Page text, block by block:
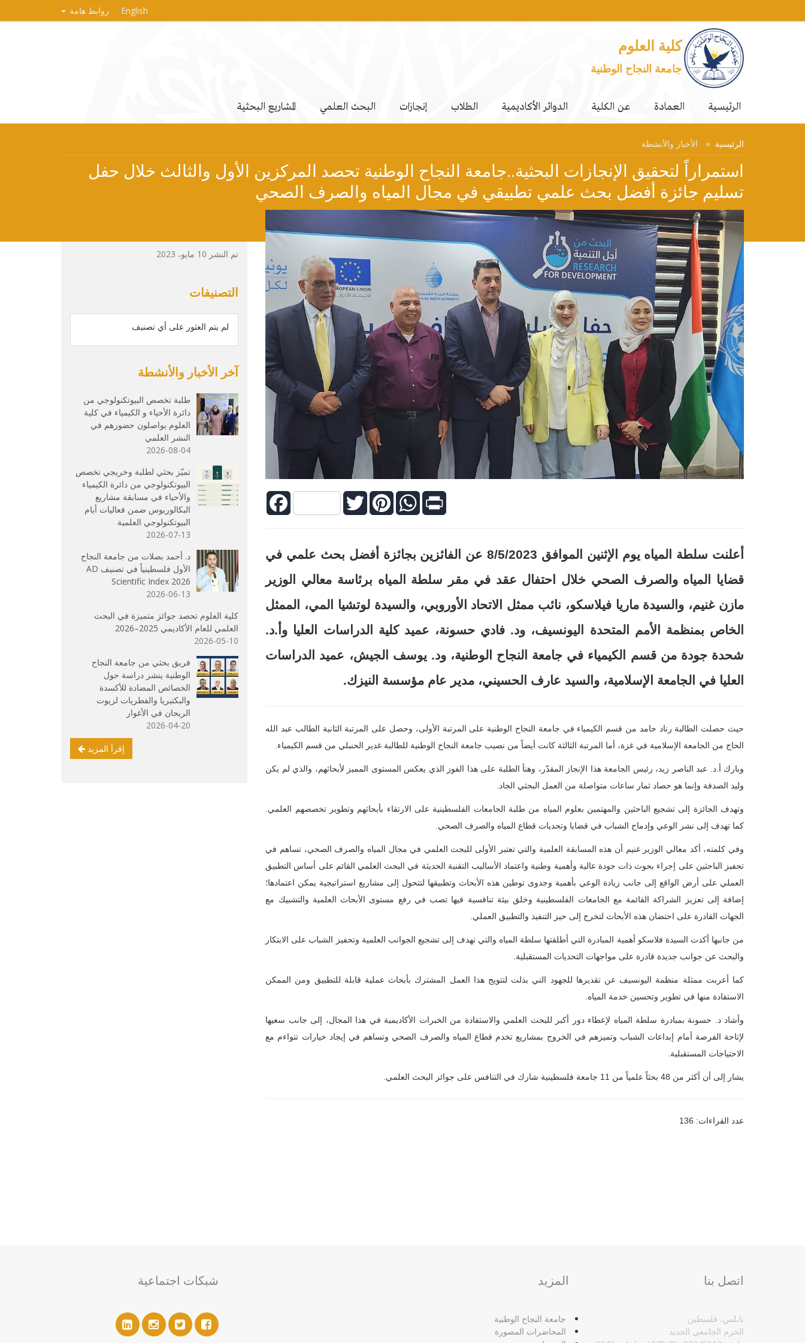
English روابط هامة
كلية العلوم
جامعة النجاح الوطنية
الرئيسية العمادة عن الكلية الدوائر الأكاديمية الطلاب إنجازات البحث العلمي المشاريع البحثية
الرئيسية الأخبار والأنشطة
استمراراً لتحقيق الإنجازات البحثية..جامعة النجاح الوطنية تحصد المركزين الأول والثالث خلال حفل
تسليم جائزة أفضل بحث علمي تطبيقي في مجال المياه والصرف الصحي
Facebook TwitterPinterestWhatsApp Print
أعلنت سلطة المياه يوم الإثنين الموافق 8/5/2023 عن الفائزين بجائزة أفضل بحث علمي في
قضايا المياه والصرف الصحي خلال احتفال عقد في مقر سلطة المياه برئاسة معالي الوزير
مازن غنيم، والسيدة ماريا فيلاسكو، نائب ممثل الاتحاد الأوروبي، والسيدة لوتشيا المي، الممثل
الخاص بمنظمة الأمم المتحدة اليونسيف، ود. فادي حسونة، عميد كلية الدراسات العليا وأ.د.
شحدة جودة من قسم الكيمياء في جامعة النجاح الوطنية، ود. يوسف الجيش، عميد الدراسات
العليا في الجامعة الإسلامية، والسيد عارف الحسيني، مدير عام مؤسسة النيزك.
حيث حصلت الطالبة رناد حامد من قسم الكيمياء في جامعة النجاح الوطنية على المرتبة الأولى، وحصل على المرتبة الثانية الطالب عبد الله
الحاج من الجامعة الإسلامية في غزة، أما المرتبة الثالثة كانت أيضاً من نصيب جامعة النجاح الوطنية للطالبة غدير الحنبلي من قسم الكيمياء.
وبارك أ.د. عبد الناصر زيد، رئيس الجامعة هذا الإنجاز المقدّر، وهنأ الطلبة على هذا الفوز الذي يعكس المستوى المميز لأبحاثهم، والذي لم يكن
وليد الصدفة وإنما هو حصاد ثمار ساعات متواصلة من العمل البحثي الجاد.
وتهدف الجائزة إلى تشجيع الباحثين والمهتمين بعلوم المياه من طلبة الجامعات الفلسطينية على الارتقاء بأبحاثهم وتطوير تخصصهم العلمي.
كما تهدف إلى نشر الوعي وإدماج الشباب في قضايا وتحديات قطاع المياه والصرف الصحي.
وفي كلمته، أكد معالي الوزير غنيم أن هذه المسابقة العلمية والتي تعتبر الأولى للبحث العلمي في مجال المياه والصرف الصحي، تساهم في
تحفيز الباحثين على إجراء بحوث ذات جودة عالية وأهمية وطنية واعتماد الأساليب التقنية الحديثة في البحث العلمي القائم على أساس التطبيق
العملي على أرض الواقع إلى جانب زيادة الوعي بأهمية وجدوى توطين هذه الأبحاث وتطبيقها لتتحول إلى مشاريع استراتيجية يمكن اعتمادها؛
إضافة إلى تعزيز الشراكة القائمة مع الجامعات الفلسطينية وخلق بيئة تنافسية فيها تصب في رفع مستوى الأبحاث العلمية والتشبيك مع
الجهات القادرة على احتضان هذه الأبحاث لتخرج إلى حيز التنفيذ والتطبيق العملي.
من جانبها أكدت السيدة فلاسكو أهمية المبادرة التي أطلقتها سلطة المياه والتي تهدف إلى تشجيع الجوانب العلمية وتحفيز الشباب على الابتكار
والبحث عن جوانب جديدة قادرة على مواجهات التحديات المستقبلية.
كما أعربت ممثلة منظمة اليونسيف عن تقديرها للجهود التي بذلت لتتويج هذا العمل المشترك بأبحاث عملية قابلة للتطبيق ومن الممكن
الاستفادة منها في تطوير وتحسين خدمة المياه.
وأشاد د. حسونة بمبادرة سلطة المياه لإعطاء دور أكبر للبحث العلمي والاستفادة من الخبرات الأكاديمية في هذا المجال، إلى جانب سعيها
لإتاحة الفرصة أمام إبداعات الشباب وتميزهم في الخروج بمشاريع تخدم قطاع المياه والصرف الصحي وتساهم في إيجاد خيارات تتواءم مع
الاحتياجات المستقبلية.
يشار إلى أن أكثر من 48 بحثاً علمياً من 11 جامعة فلسطينية شارك في التنافس على جوائز البحث العلمي.
عدد القراءات: 136
تم النشر 10 مايو، 2023
التصنيفات
لم يتم العثور على أي تصنيف
آخر الأخبار والأنشطة
طلبة تخصص البيوتكنولوجي من
دائرة الأحياء و الكيمياء في كلية
العلوم يواصلون حضورهم في
النشر العلمي
2026-08-04
تميّز بحثي لطلبة وخريجي تخصص
البيوتكنولوجي من دائرة الكيمياء
والأحياء في مسابقة مشاريع
البكالوريوس ضمن فعاليات أيام
البيوتكنولوجي العلمية
2026-07-13
د. أحمد بصلات من جامعة النجاح
الأول فلسطينياً في تصنيف AD
Scientific Index 2026
2026-06-13
كلية العلوم تحصد جوائز متميزة في البحث
العلمي للعام الأكاديمي 2025–2026
2026-05-10
فريق بحثي من جامعة النجاح
الوطنية ينشر دراسة حول
الخصائص المضادة للأكسدة
والبكتيريا والفطريات لزيوت
الريحان في الأغوار
2026-04-20
إقرأ المزيد
اتصل بنا
نابلس، فلسطين
الحرم الجامعي الجديد
المزيد
جامعة النجاح الوطنية
المحاضرات المصورة
شبكات اجتماعية